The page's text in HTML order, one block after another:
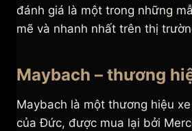
đánh giá là một trong những
mẽ và nhanh nhất trên thị
Maybach – thương
Maybach là một thương hiệu
của Đức, được mua lại bởi